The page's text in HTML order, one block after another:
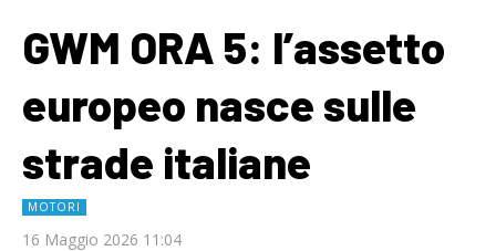
GWM ORA 5: l’assetto
europeo nasce sulle
strade italiane
MOTORI
16 Maggio 2026 11:04